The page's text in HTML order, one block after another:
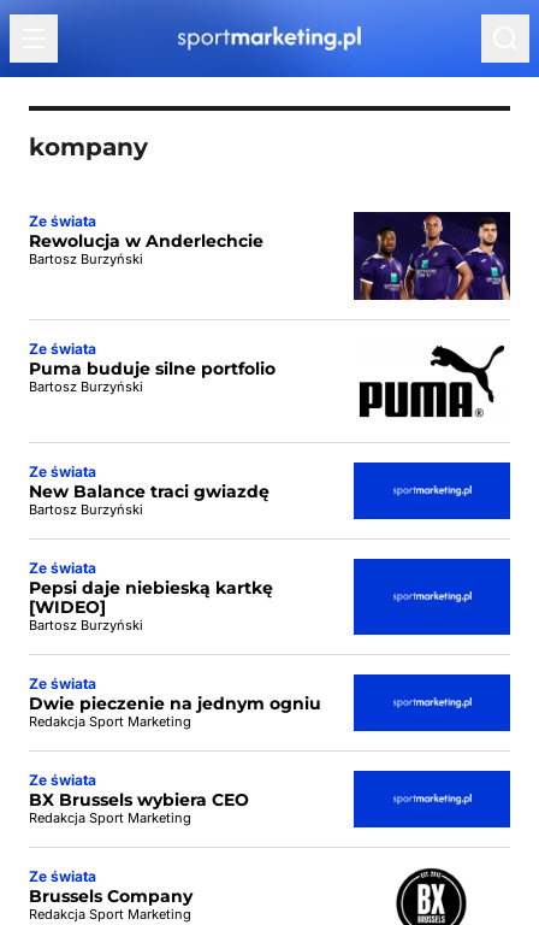
Przejdź do treści
kompany
Ze świata
Rewolucja w Anderlechcie
Bartosz Burzyński
Ze świata
Puma buduje silne portfolio
Bartosz Burzyński
Ze świata
New Balance traci gwiazdę
Bartosz Burzyński
Ze świata
Pepsi daje niebieską kartkę
[WIDEO]
Bartosz Burzyński
Ze świata
Dwie pieczenie na jednym ogniu
Redakcja Sport Marketing
Ze świata
BX Brussels wybiera CEO
Redakcja Sport Marketing
Ze świata
Brussels Company
Redakcja Sport Marketing